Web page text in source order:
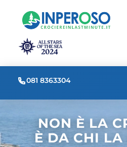
081 8363304
NON È LA
È DA CHI LA